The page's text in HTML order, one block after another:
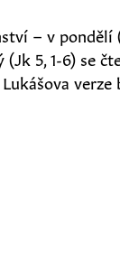
– v pondělí
5, 1-6) se
verze